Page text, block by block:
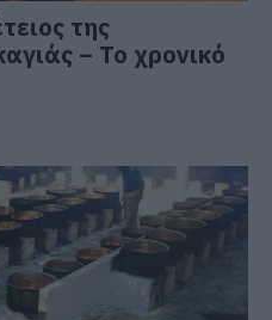
της
– Το χρονικό